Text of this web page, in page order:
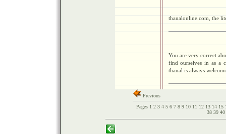
thanalonline.com, the
You are very correct
find ourselves in as a
thanal is always
Previous
Pages 1 2 3 4 5 6 7 8 9 10 11 12 13 14 15
38 39 40